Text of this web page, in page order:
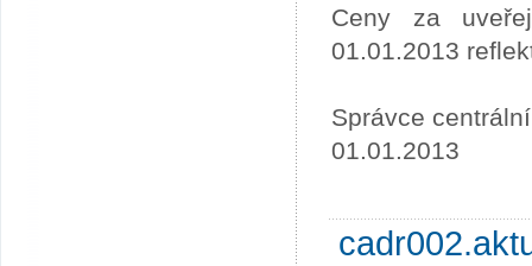
Ceny za
01.01.2013
Správce
01.01.2013